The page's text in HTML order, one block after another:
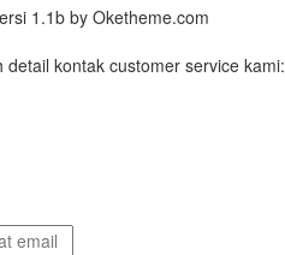
1.1b by Oketheme.com
detail kontak customer service kami: